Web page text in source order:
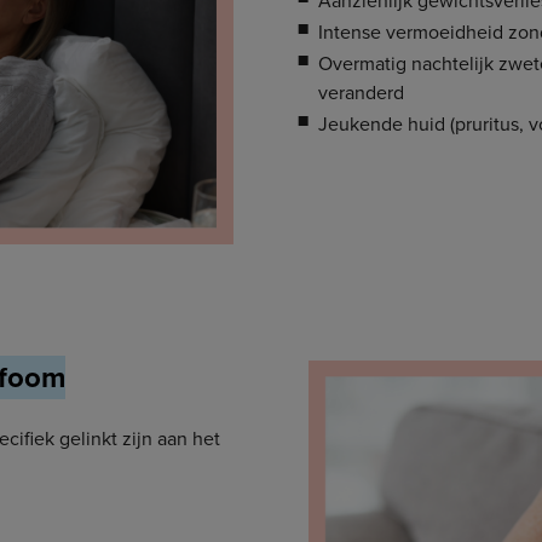
Intense vermoeidheid
Overmatig nachtelijk
veranderd
Jeukende huid (pruritus,
gelinkt zijn aan het